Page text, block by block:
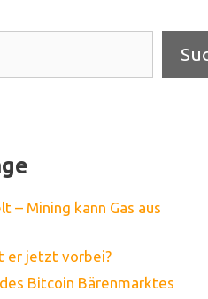
Mining kann Gas aus
er jetzt vorbei?
Bitcoin Bärenmarktes